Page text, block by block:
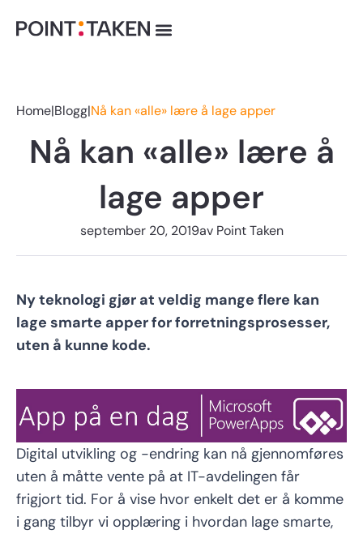
rett
Home|Blogg|Nå kan «alle» lære å lage apper
Nå kan «alle» lære å
lage apper
september 20, 2019avPoint Taken
Ny teknologi gjør at veldig mange flere kan
lage smarte apper for forretningsprosesser,
uten å kunne kode.
Digital utvikling og -endring kan nå gjennomføres
uten å måtte vente på at IT-avdelingen får
frigjort tid. For å vise hvor enkelt det er å komme
i gang tilbyr vi opplæring i hvordan lage smarte,